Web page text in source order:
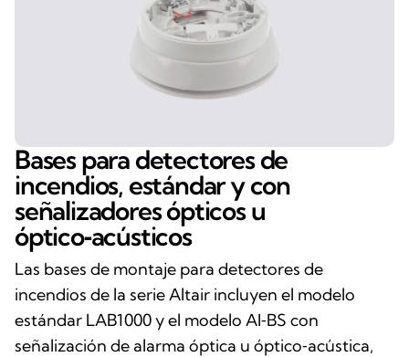
Bases para detectores de
incendios, estándar y con
señalizadores ópticos u
óptico‑acústicos
Las bases de montaje para detectores de
incendios de la serie Altair incluyen el modelo
estándar LAB1000 y el modelo AI‑BS con
señalización de alarma óptica u óptico‑acústica,